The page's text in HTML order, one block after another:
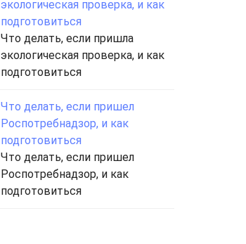
экологическая проверка, и как
подготовиться
Что делать, если пришла
экологическая проверка, и как
подготовиться
Что делать, если пришел
Роспотребнадзор, и как
подготовиться
Что делать, если пришел
Роспотребнадзор, и как
подготовиться